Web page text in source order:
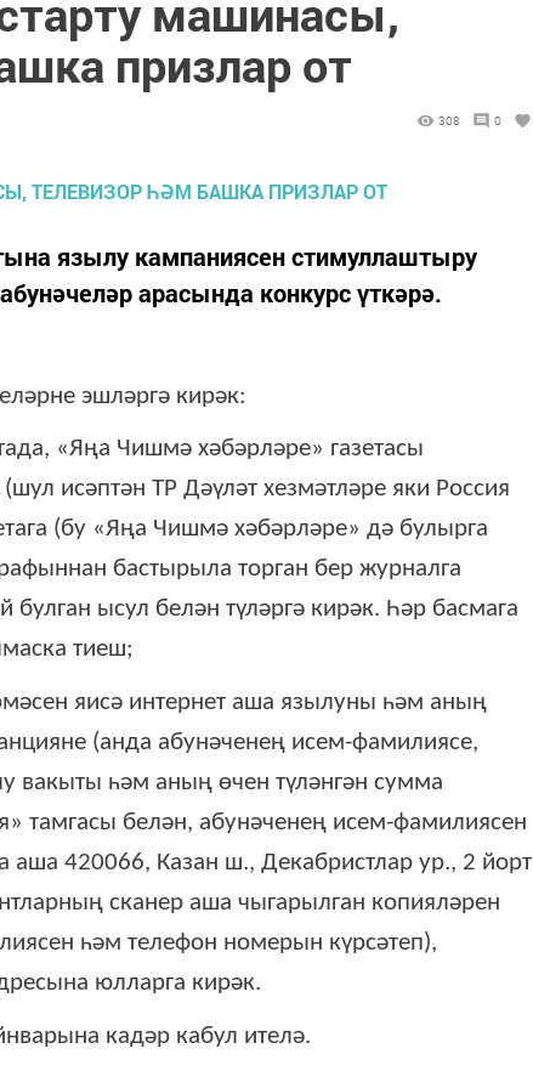
машинасы,
призлар от
308 0
язылу кампаниясен стимуллаштыру
арасында конкурс үткәрә.
эшләргә кирәк:
«Яңа Чишмә хәбәрләре» газетасы
исәптән ТР Дәүләт хезмәтләре яки Россия
(бу «Яңа Чишмә хәбәрләре» дә булырга
бастырыла торган бер журналга
ысул белән түләргә кирәк. Һәр басмага
тиеш;
яисә интернет аша язылуны һәм аның
(анда абунәченең исем-фамилиясе,
вакыты һәм аның өчен түләнгән сумма
тамгасы белән, абунәченең исем-фамилиясен
420066, Казан ш., Декабристлар ур., 2 йорт
сканер аша чыгарылган копияләрен
һәм телефон номерын күрсәтеп),
юлларга кирәк.
кадәр кабул ителә.